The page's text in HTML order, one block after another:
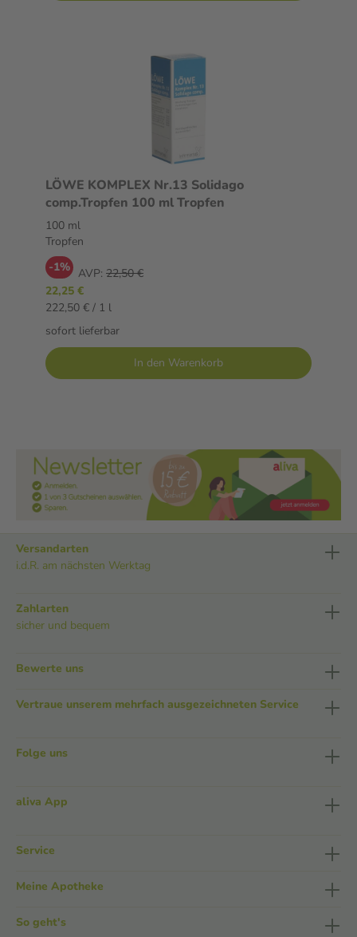
LÖWE KOMPLEX Nr.13 Solidago
comp.Tropfen 100 ml Tropfen
100 ml
Tropfen
-1% AVP: 22,50 €
22,25 €
222,50 € / 1 l
sofort lieferbar
In den Warenkorb
Versandarten
i.d.R. am nächsten Werktag
Zahlarten
sicher und bequem
Bewerte uns
Vertraue unserem mehrfach ausgezeichneten Service
Folge uns
aliva App
Service
Meine Apotheke
So geht's